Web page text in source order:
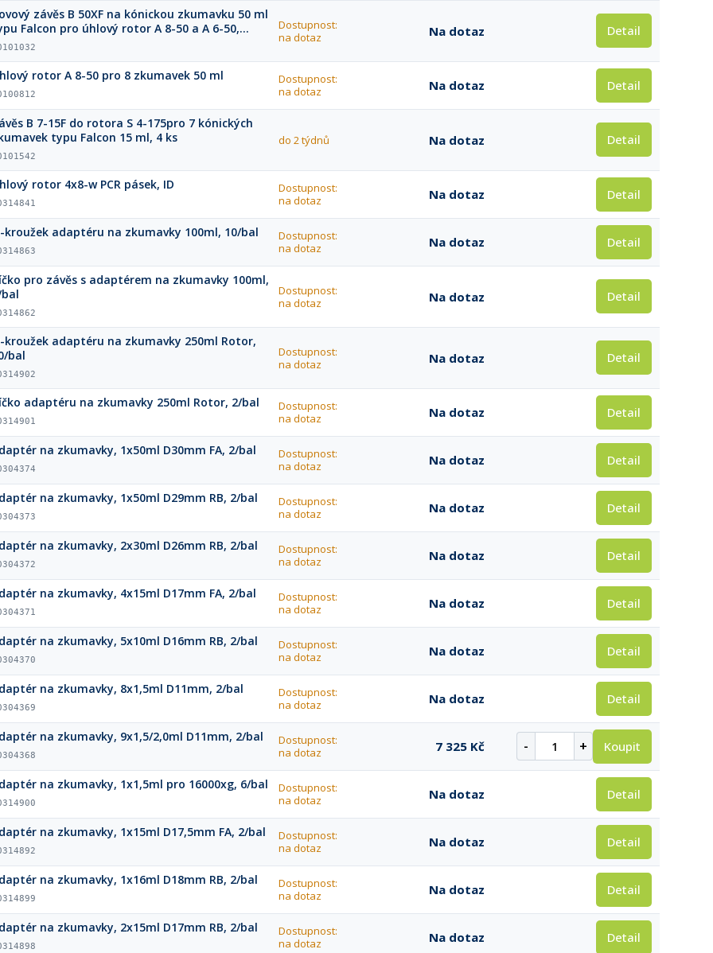
závěs B 50XF na kónickou zkumavku 50 ml
Falcon pro úhlový rotor A 8-50 a A 6-50,
zkumavky, 1 ks
Dostupnost:
na dotaz
Na dotaz Detail
rotor A 8-50 pro 8 zkumavek 50 ml
Dostupnost:
na dotaz
Na dotaz Detail
B 7-15F do rotora S 4-175pro 7 kónických
typu Falcon 15 ml, 4 ks
do 2 týdnů Na dotaz Detail
rotor 4x8-w PCR pásek, ID
Dostupnost:
na dotaz
Na dotaz Detail
kroužek adaptéru na zkumavky 100ml, 10/bal
Dostupnost:
na dotaz
Na dotaz Detail
pro závěs s adaptérem na zkumavky 100ml,
Dostupnost:
na dotaz
Na dotaz Detail
kroužek adaptéru na zkumavky 250ml Rotor,
bal
Dostupnost:
na dotaz
Na dotaz Detail
adaptéru na zkumavky 250ml Rotor, 2/bal
Dostupnost:
na dotaz
Na dotaz Detail
na zkumavky, 1x50ml D30mm FA, 2/bal
Dostupnost:
na dotaz
Na dotaz Detail
na zkumavky, 1x50ml D29mm RB, 2/bal
Dostupnost:
na dotaz
Na dotaz Detail
na zkumavky, 2x30ml D26mm RB, 2/bal
Dostupnost:
na dotaz
Na dotaz Detail
na zkumavky, 4x15ml D17mm FA, 2/bal
Dostupnost:
na dotaz
Na dotaz Detail
na zkumavky, 5x10ml D16mm RB, 2/bal
Dostupnost:
na dotaz
Na dotaz Detail
na zkumavky, 8x1,5ml D11mm, 2/bal
Dostupnost:
na dotaz
Na dotaz Detail
na zkumavky, 9x1,5/2,0ml D11mm, 2/bal
Dostupnost:
na dotaz
7 325 Kč - + Koupit
na zkumavky, 1x1,5ml pro 16000xg, 6/bal
Dostupnost:
na dotaz
Na dotaz Detail
na zkumavky, 1x15ml D17,5mm FA, 2/bal
Dostupnost:
na dotaz
Na dotaz Detail
na zkumavky, 1x16ml D18mm RB, 2/bal
Dostupnost:
na dotaz
Na dotaz Detail
na zkumavky, 2x15ml D17mm RB, 2/bal
Dostupnost:
na dotaz
Na dotaz Detail